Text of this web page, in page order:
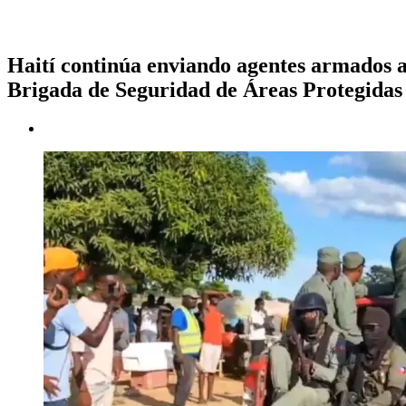
Haití continúa enviando agentes
Brigada de Seguridad de Áreas